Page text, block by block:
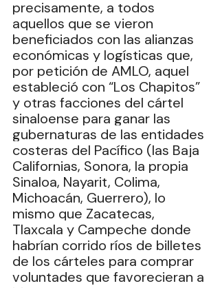
precisamente, a todos
aquellos que se vieron
beneficiados con las alianzas
económicas y logísticas que,
por petición de AMLO, aquel
estableció con “Los Chapitos”
y otras facciones del cártel
sinaloense para ganar las
gubernaturas de las entidades
costeras del Pacífico (las Baja
Californias, Sonora, la propia
Sinaloa, Nayarit, Colima,
Michoacán, Guerrero), lo
mismo que Zacatecas,
Tlaxcala y Campeche donde
habrían corrido ríos de billetes
de los cárteles para comprar
voluntades que favorecieran a